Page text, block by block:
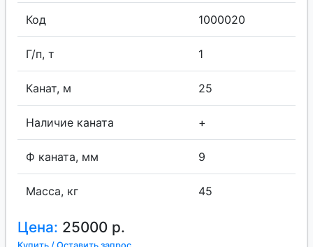
Код 1000020
Г/п, т 1
Канат, м 25
Наличие каната +
Ф каната, мм 9
Масса, кг 45
Цена: 25000 р.